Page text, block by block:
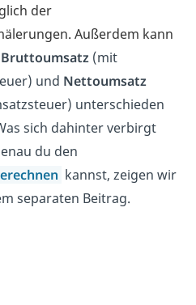
der
Außerdem kann
Bruttoumsatz (mit
und Nettoumsatz
unterschieden
sich dahinter verbirgt
du den
kannst, zeigen wir
separaten Beitrag.